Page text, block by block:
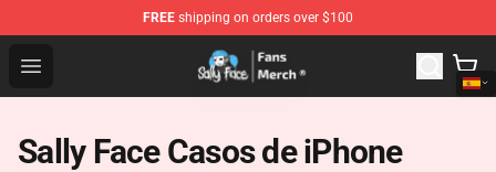
FREE shipping on orders over $100
Open menu
Sally Face Store - Official Sally Face Merchandise Shop
Sally Face Casos de iPhone